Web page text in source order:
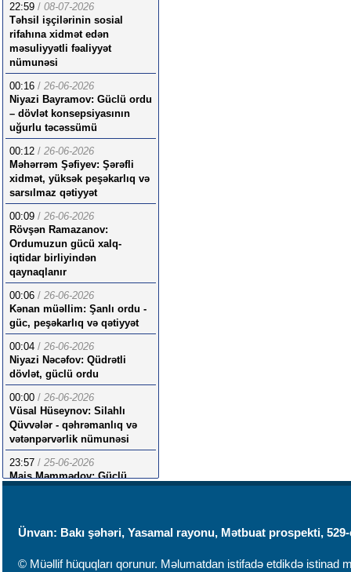
22:59 / 08-07-2026
Təhsil işçilərinin sosial
rifahına xidmət edən
məsuliyyətli fəaliyyət
nümunəsi
00:16 / 26-06-2026
Niyazi Bayramov: Güclü ordu
– dövlət konsepsiyasının
uğurlu təcəssümü
00:12 / 26-06-2026
Məhərrəm Şəfiyev: Şərəfli
xidmət, yüksək peşəkarlıq və
sarsılmaz qətiyyət
00:09 / 26-06-2026
Rövşən Ramazanov:
Ordumuzun gücü xalq-
iqtidar birliyindən
qaynaqlanır
00:06 / 26-06-2026
Kənan müəllim: Şanlı ordu -
güc, peşəkarlıq və qətiyyət
00:04 / 26-06-2026
Niyazi Nəcəfov: Qüdrətli
dövlət, güclü ordu
00:00 / 26-06-2026
Vüsal Hüseynov: Silahlı
Qüvvələr - qəhrəmanlıq və
vətənpərvərlik nümunəsi
23:57 / 25-06-2026
Mais Məmmədov: Güclü
Ünvan: Bakı şəhəri, Yasamal rayonu, Mətbuat prospekti,
© Müəllif hüquqları qorunur. Məlumatdan istifadə etdikdə istinad